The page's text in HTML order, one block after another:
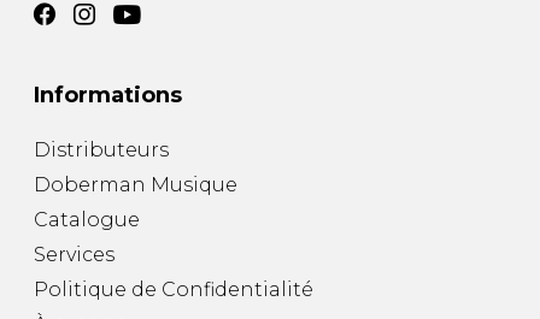
Informations
Distributeurs
Doberman Musique
Catalogue
Services
Politique de Confidentialité